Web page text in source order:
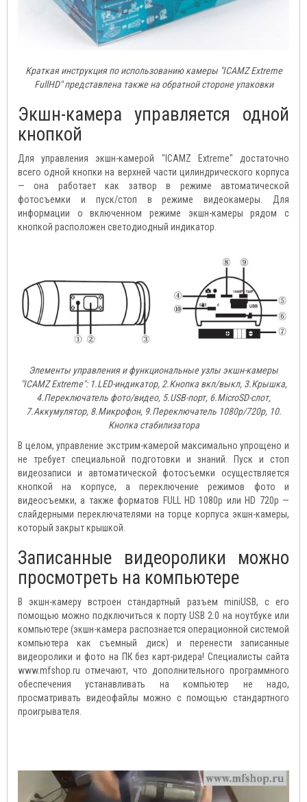
Краткая инструкция по использованию камеры "ICAMZ Extreme
FullHD" представлена также на обратной стороне упаковки
Экшн-камера управляется одной
кнопкой
Для управления экшн-камерой "ICAMZ Extreme" достаточно
всего одной кнопки на верхней части цилиндрического корпуса
— она работает как затвор в режиме автоматической
фотосъемки и пуск/стоп в режиме видеокамеры. Для
информации о включенном режиме экшн-камеры рядом с
кнопкой расположен светодиодный индикатор.
Элементы управления и функциональные узлы экшн-камеры
"ICAMZ Extreme": 1.LED-индикатор, 2.Кнопка вкл/выкл, 3.Крышка,
4.Переключатель фото/видео, 5.USB-порт, 6.MicroSD-слот,
7.Аккумулятор, 8.Микрофон, 9.Переключатель 1080p/720p, 10.
Кнопка стабилизатора
В целом, управление экстрим-камерой максимально упрощено и
не требует специальной подготовки и знаний. Пуск и стоп
видеозаписи и автоматической фотосъемки осуществляется
кнопкой на корпусе, а переключение режимов фото и
видеосъемки, а также форматов FULL HD 1080p или HD 720p —
слайдерными переключателями на торце корпуса экшн-камеры,
который закрыт крышкой.
Записанные видеоролики можно
просмотреть на компьютере
В экшн-камеру встроен стандартный разъем miniUSB, с его
помощью можно подключиться к порту USB 2.0 на ноутбуке или
компьютере (экшн-камера распознается операционной системой
компьютера как съемный диск) и перенести записанные
видеоролики и фото на ПК без карт-ридера! Специалисты сайта
www.mfshop.ru отмечают, что дополнительного программного
обеспечения устанавливать на компьютер не надо,
просматривать видеофайлы можно с помощью стандартного
проигрывателя.